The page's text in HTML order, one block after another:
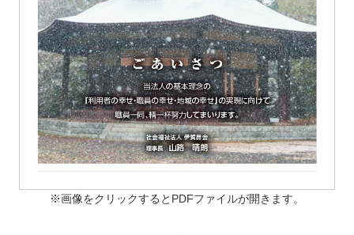
※画像をクリックするとPDFファイルが開きます。